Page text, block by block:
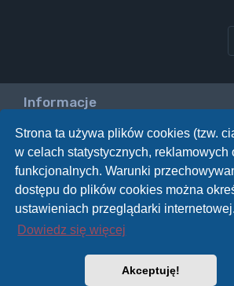
Strona ta używa plików cookies (tzw.
w celach statystycznych, reklamowych
funkcjonalnych. Warunki
dostępu do plików cookies można
ustawieniach przeglądarki internetowej.
Dowiedz się więcej
Akceptuję!
Informacje
Twoje uprawnienia na tym forum
Nie możesztworzyć nowych
Nie możeszodpowiadać w tematach
Nie możesz zmieniać swoich postów
Nie możesz
usuwać swoich postów
Nie możeszdodawać załączników